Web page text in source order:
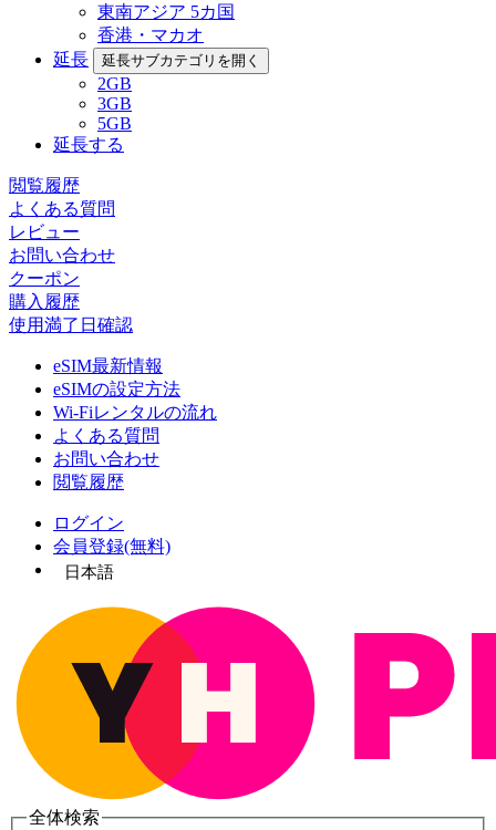
東南アジア 5カ国
香港・マカオ
延長
延長サブカテゴリを開く
2GB
3GB
5GB
延長する
閲覧履歴
よくある質問
レビュー
お問い合わせ
クーポン
購入履歴
使用満了日確認
eSIM最新情報
eSIMの設定方法
Wi-Fiレンタルの流れ
よくある質問
お問い合わせ
閲覧履歴
ログイン
会員登録(無料)
日本語
全体検索